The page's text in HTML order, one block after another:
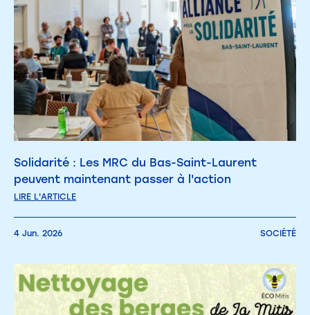
Solidarité : Les MRC du Bas-Saint-Laurent
peuvent maintenant passer à l'action
LIRE L'ARTICLE
4 Jun. 2026 SOCIÉTÉ